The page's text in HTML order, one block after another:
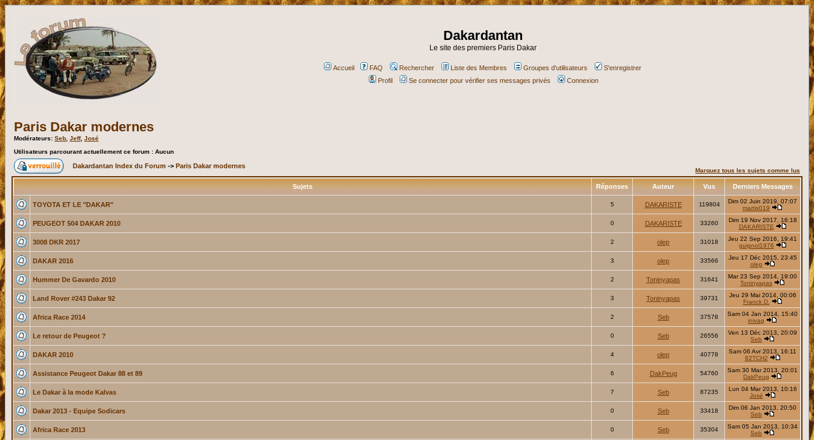
Dakardantan
Le site des premiers Paris Dakar
Accueil FAQ Rechercher Liste des Membres Groupes d'utilisateurs
S'enregistrer
Profil
Se connecter pour vérifier ses messages privés Connexion
Paris Dakar modernes
Modérateurs: Seb Jeff, José
Utilisateurs parcourant actuellement ce forum : Aucun
Dakardantan Index du Forum -> Paris Dakar modernes
Marquez tous les sujets comme lus
Sujets Réponses Auteur Vus Derniers Messages
TOYOTA ET LE "DAKAR" 5 DAKARISTE 119804
Dim 02 Juin 2019, 07:07
martix019
PEUGEOT 504 DAKAR 2010 0 DAKARISTE 33260
Dim 19 Nov 2017, 16:18
DAKARISTE
3008 DKR 2017 2 olep 31018
Jeu 22 Sep 2016, 19:41
guignol1976
DAKAR 2016 3 olep 33566
Jeu 17 Déc 2015, 23:45
olep
Hummer De Gavardo 2010 2 Toninyapas 31641
Mar 23 Sep 2014, 19:00
Toninyapas
Land Rover #243 Dakar 92 3 Toninyapas 39731
Jeu 29 Mai 2014, 00:06
Franck D.
Africa Race 2014 2 Seb 37578
Sam 04 Jan 2014, 15:40
inivag
Le retour de Peugeot ? 0 Seb 26556
Ven 13 Déc 2013, 20:09
Seb
DAKAR 2010 4 olep 40778
Sam 06 Avr 2013, 16:11
82TCH2
Assistance Peugeot Dakar 88 et 89 6 DakPeug 54760
Sam 30 Mar 2013, 20:01
DakPeug
Le Dakar à la mode Kalvas 7 Seb 87235
Lun 04 Mar 2013, 10:16
José
Dakar 2013 - Equipe Sodicars 0 Seb 33418
Dim 06 Jan 2013, 20:50
Seb
Africa Race 2013 0 Seb 35304
Sam 05 Jan 2013, 10:34
Seb